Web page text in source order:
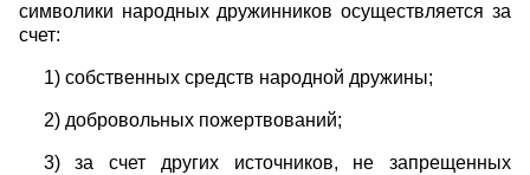
символики народных дружинников осуществляется за
счет:
1) собственных средств народной дружины;
2) добровольных пожертвований;
3) за счет других источников, не запрещенных